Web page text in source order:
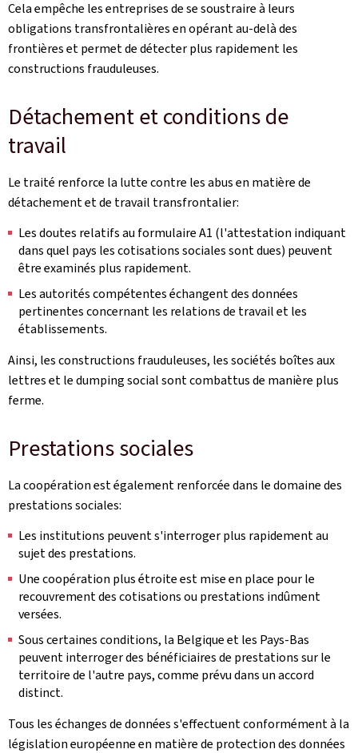
Cela empêche les entreprises de se soustraire à leurs
obligations transfrontalières en opérant au-delà des
frontières et permet de détecter plus rapidement les
constructions frauduleuses.
Détachement et conditions de
travail
Le traité renforce la lutte contre les abus en matière de
détachement et de travail transfrontalier:
Les doutes relatifs au formulaire A1 (l'attestation indiquant
dans quel pays les cotisations sociales sont dues) peuvent
être examinés plus rapidement.
Les autorités compétentes échangent des données
pertinentes concernant les relations de travail et les
établissements.
Ainsi, les constructions frauduleuses, les sociétés boîtes aux
lettres et ledumpingsocial sont combattus de manière plus
ferme.
Prestations sociales
La coopération est également renforcée dans le domaine des
prestations sociales:
Les institutions peuvent s'interroger plus rapidement au
sujet des prestations.
Une coopération plus étroite est mise en place pour le
recouvrement des cotisations ou prestations indûment
versées.
Sous certaines conditions, la Belgique et les Pays-Bas
peuvent interroger des bénéficiaires de prestations sur le
territoire de l'autre pays, comme prévu dans un accord
distinct.
Tous les échanges de données s'effectuent conformément à la
législation européenne en matière de protection des données